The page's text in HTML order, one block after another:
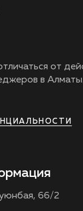
от
в Алматы.
66/2